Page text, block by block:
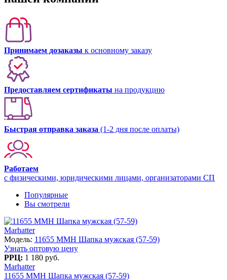
Принимаем дозаказы к основному заказу
Предоставляем сертификаты на продукцию
Быстрая отправка заказа (1-2 дня после оплаты)
Работаем
с физическими, юридическими лицами, организаторами СП
Популярные
Вы смотрели
Marhatter
Модель: 11655 MMH Шапка мужская (57-59)
Узнать оптовую цену
РРЦ: 1 180 руб.
Marhatter
11655 MMH Шапка мужская (57-59)